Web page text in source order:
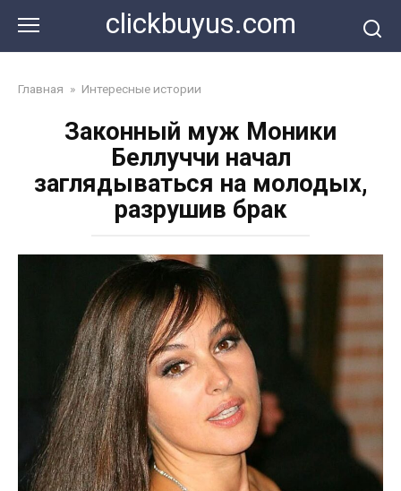
контенту
clickbuyus.com
Главная » Интересные истории
Законный муж Моники
Беллуччи начал
заглядываться на молодых,
разрушив брак